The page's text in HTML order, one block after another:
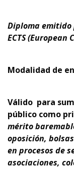
Diploma emitido
ECTS(European
Modalidad de
Válido para
público como
mérito
oposición,
en procesos de
asociaciones,